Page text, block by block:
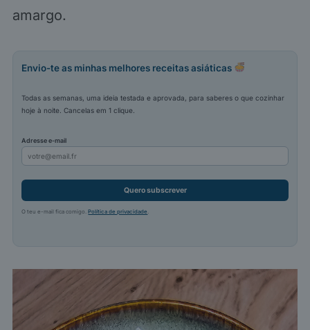
amargo.
Envio-te as minhas melhores receitas asiáticas
Todas as semanas, uma ideia testada e aprovada, para saberes o que cozinhar
hoje à noite. Cancelas em 1 clique.
Adresse e-mail
Quero subscrever
O teu e-mail fica comigo.Política de privacidade